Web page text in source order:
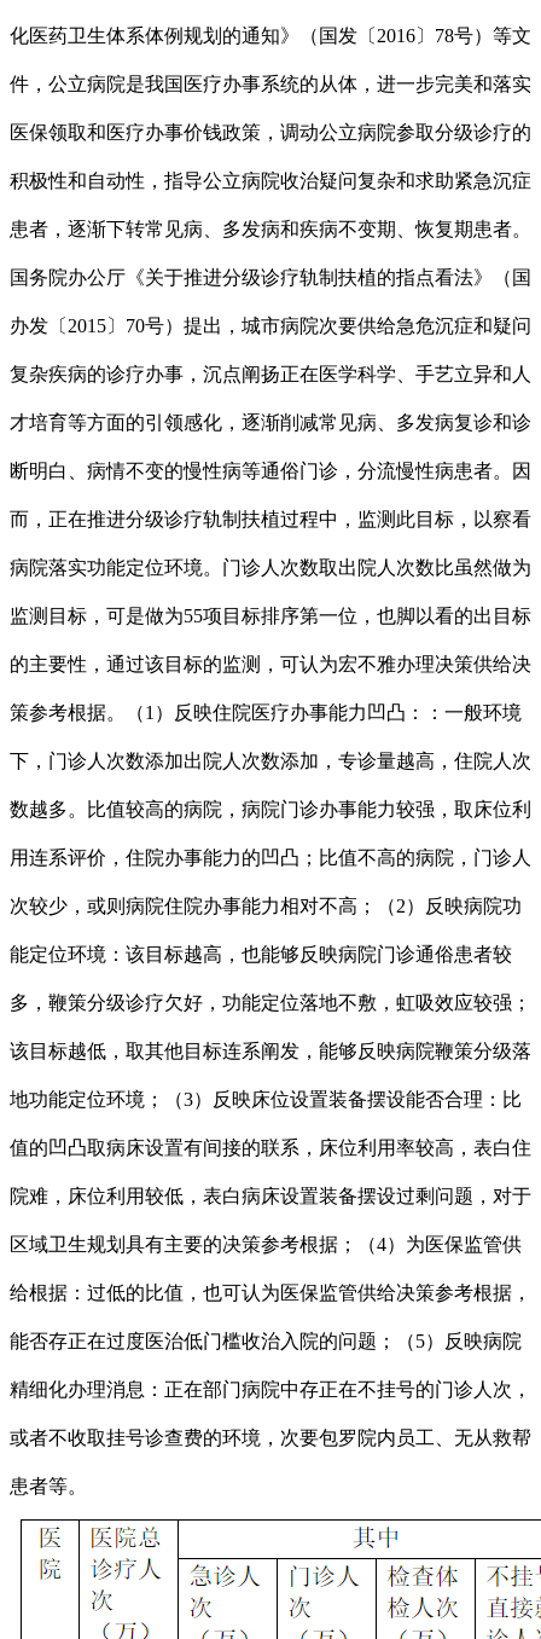
化医药卫生体系体例规划的通知》（国发〔2016〕78号）等文
件，公立病院是我国医疗办事系统的从体，进一步完美和落实
医保领取和医疗办事价钱政策，调动公立病院参取分级诊疗的
积极性和自动性，指导公立病院收治疑问复杂和求助紧急沉症
患者，逐渐下转常见病、多发病和疾病不变期、恢复期患者。
国务院办公厅《关于推进分级诊疗轨制扶植的指点看法》（国
办发〔2015〕70号）提出，城市病院次要供给急危沉症和疑问
复杂疾病的诊疗办事，沉点阐扬正在医学科学、手艺立异和人
才培育等方面的引领感化，逐渐削减常见病、多发病复诊和诊
断明白、病情不变的慢性病等通俗门诊，分流慢性病患者。因
而，正在推进分级诊疗轨制扶植过程中，监测此目标，以察看
病院落实功能定位环境。门诊人次数取出院人次数比虽然做为
监测目标，可是做为55项目标排序第一位，也脚以看的出目标
的主要性，通过该目标的监测，可认为宏不雅办理决策供给决
策参考根据。（1）反映住院医疗办事能力凹凸：：一般环境
下，门诊人次数添加出院人次数添加，专诊量越高，住院人次
数越多。比值较高的病院，病院门诊办事能力较强，取床位利
用连系评价，住院办事能力的凹凸；比值不高的病院，门诊人
次较少，或则病院住院办事能力相对不高；（2）反映病院功
能定位环境：该目标越高，也能够反映病院门诊通俗患者较
多，鞭策分级诊疗欠好，功能定位落地不敷，虹吸效应较强；
该目标越低，取其他目标连系阐发，能够反映病院鞭策分级落
地功能定位环境；（3）反映床位设置装备摆设能否合理：比
值的凹凸取病床设置有间接的联系，床位利用率较高，表白住
院难，床位利用较低，表白病床设置装备摆设过剩问题，对于
区域卫生规划具有主要的决策参考根据；（4）为医保监管供
给根据：过低的比值，也可认为医保监管供给决策参考根据，
能否存正在过度医治低门槛收治入院的问题；（5）反映病院
精细化办理消息：正在部门病院中存正在不挂号的门诊人次，
或者不收取挂号诊查费的环境，次要包罗院内员工、无从救帮
患者等。